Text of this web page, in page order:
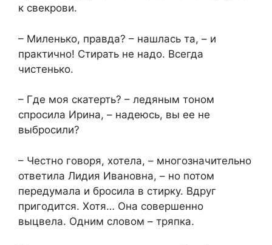
к свекрови.
– Миленько, правда? – нашлась та, – и
практично! Стирать не надо. Всегда
чистенько.
– Где моя скатерть? – ледяным тоном
спросила Ирина, – надеюсь, вы ее не
выбросили?
– Честно говоря, хотела, – многозначительно
ответила Лидия Ивановна, – но потом
передумала и бросила в стирку. Вдруг
пригодится. Хотя… Она совершенно
выцвела. Одним словом – тряпка.